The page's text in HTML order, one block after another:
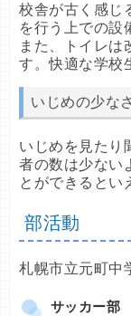
校舎が古く感じ
を行う上での設
また、トイレは
す。快適な学校
いじめの少なさ
いじめを見たり
者の数は少ない
とができるとい
部活動
札幌市立元町中
サッカー部